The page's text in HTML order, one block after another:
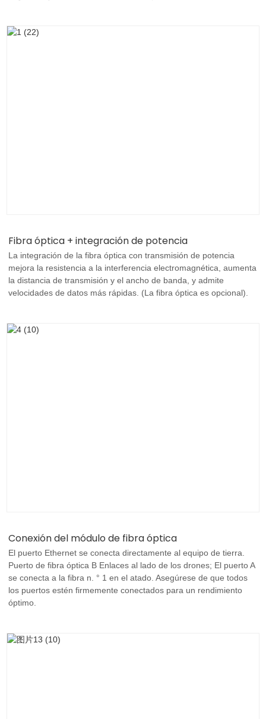
Fibra óptica + integración de potencia
La integración de la fibra óptica con transmisión de potencia
mejora la resistencia a la interferencia electromagnética, aumenta
la distancia de transmisión y el ancho de banda, y admite
velocidades de datos más rápidas. (La fibra óptica es opcional).
Conexión del módulo de fibra óptica
El puerto Ethernet se conecta directamente al equipo de tierra.
Puerto de fibra óptica B Enlaces al lado de los drones; El puerto A
se conecta a la fibra n. ° 1 en el atado. Asegúrese de que todos
los puertos estén firmemente conectados para un rendimiento
óptimo.